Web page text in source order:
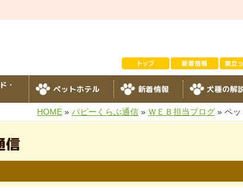
・ ペットホテル 新着情報 犬種の解
HOME » パピーくらぶ通信 » ＷＥＢ担当ブログ » ペッ
信